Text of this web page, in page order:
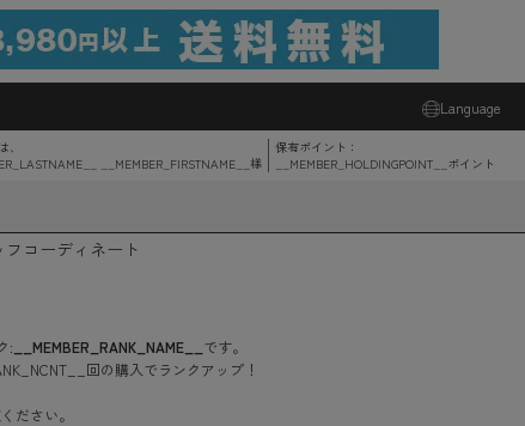
Language
、
__MEMBER_FIRSTNAME__ 様
保有ポイント：
__MEMBER_HOLDINGPOINT__
ポイント
フコーディネート
: __MEMBER_RANK_NAME__ です。
回の購入でランクアップ！
ださい。